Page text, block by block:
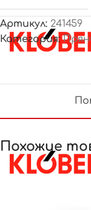
Артикул: 241459
Категория:
Похожие